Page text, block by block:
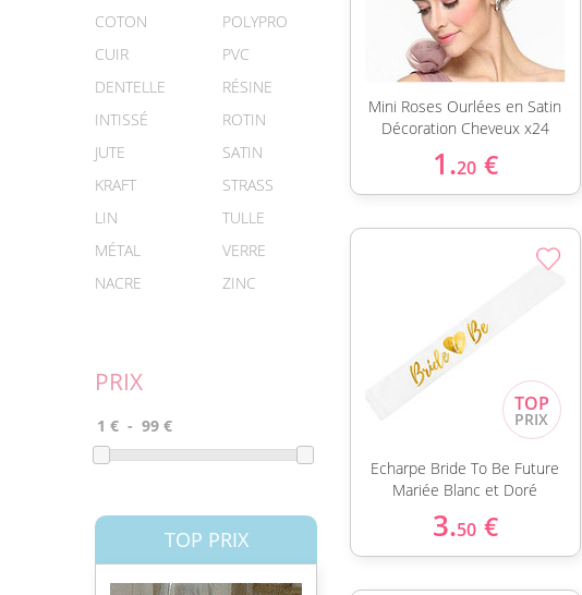
COTON
CUIR
DENTELLE
INTISSÉ
JUTE
KRAFT
LIN
MÉTAL
NACRE
POLYPRO
PVC
RÉSINE
ROTIN
SATIN
STRASS
TULLE
VERRE
ZINC
PRIX
TOP PRIX
Mini Roses Ourlées en Satin
Décoration Cheveux x24
1.20 €
Echarpe Bride To Be Future
Mariée Blanc et Doré
3.50 €